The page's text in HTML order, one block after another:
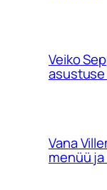
Veiko
Vana
menüü